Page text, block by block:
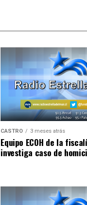
CASTRO 3 meses atrás
Equipo ECOH de la
investiga caso de